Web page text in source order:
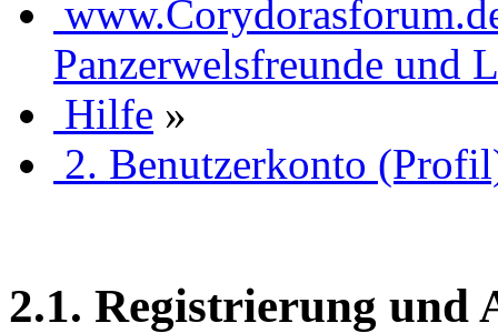
Panzerwelsfreunde und
Hilfe »
2. Benutzerkonto
2.1. Registrierung und